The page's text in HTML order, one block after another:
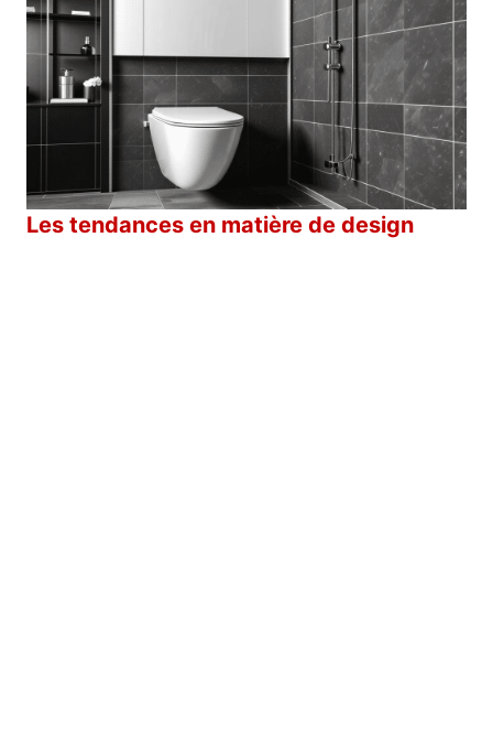
Les tendances en matière de design